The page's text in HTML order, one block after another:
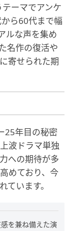
ーマでアンケ
ら60代まで幅
ルな声を集め
名作の復活や
寄せられた期
25年目の秘密
波ドラマ単独
への期待が多
めており、今
います。
を兼ね備えた演